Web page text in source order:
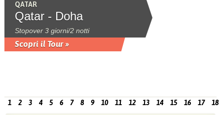
QATAR
Qatar - Doha
Stopover 3 giorni/2 notti
Scopri il Tour »
1 2 3 4 5 6 7 8 9 10 11 12 13 14 15 16 17 18